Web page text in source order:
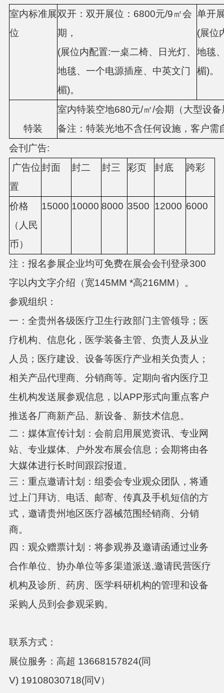
室内标准展
位
双开：双开展位： 6800元/9㎡会
期，
(展位内配置:一桌二椅、日光灯、
地毯、一个电源插座、中英文门
楣)。
单开
(展位
地毯
楣)。
特装
室内特装空地680元/㎡/会期（大型设备
备注：特装光地不含任何设施，客户需
会刊广告:
广告位
置
封面 封二 封三 彩页 封底 跨彩
价格
（人民
币）
15000 10000 8000 3500 12000 6000
注：报名参展企业均可免费在展会会刊登录300
字以内文字介绍（宽145MM *高216MM）。
参观组织：
一：全贵州各级医疗卫生行政部门主管领导；医
疗机构、信息化，医学装备主管、负责人及从业
人员；医疗建设、设备等医疗产业相关负责人；
相关产品代理商、分销商等。定期向省内医疗卫
生机构发送展参观信息，以APP形式向重点客户
推送各厂商新产品、新设备、新技术信息。
二：媒体宣传计划：会前启用展览资讯、专业网
站、专业媒体、户外发布展会信息；会期将由各
大媒体进行长时间跟踪报道。
三：重点邀请计划：组委会专业观众团队，将通
过上门拜访、电话、邮寄、传真及手机短信的方
式，邀请贵州地区医疗器械范围经销商、分销
商。
四：观众赠票计划：将参观券及邀请函通过业务
合作单位、协办单位等多渠道派送,邀请民营医疗
机构及诊所、药房、医学科研机构的管理和设备
采购人员到会参观采购。
联系方式：
展位服务：高超 13668157824(同
V) 19108030718(同V）